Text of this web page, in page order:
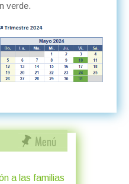
verde.
a las familias